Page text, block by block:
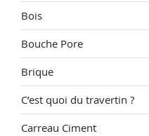
Bois
Bouche Pore
Brique
C’est quoi du travertin ?
Carreau Ciment